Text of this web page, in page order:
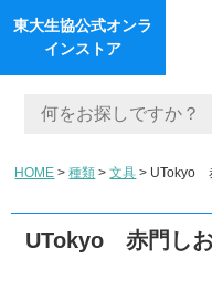
東大生協公式オンラ
インストア
HOME 種類 文具 UTokyo
UTokyo 赤門し